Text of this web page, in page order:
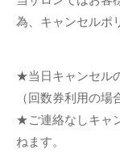
為、キャンセルポ
★当日キャンセル
（回数券利用の場
★ご連絡なしキャ
ねます。